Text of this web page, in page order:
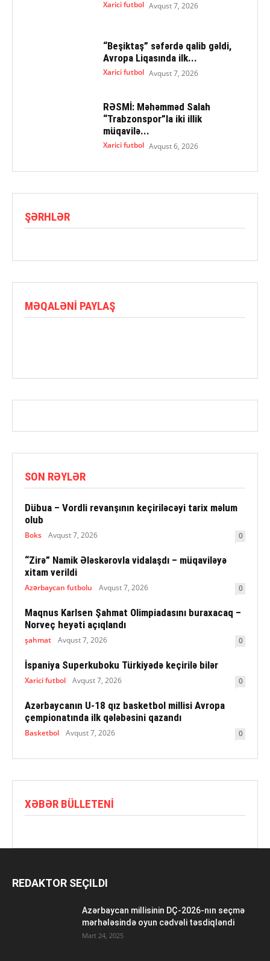
Xarici futbol Avqust 7, 2026
“Beşiktaş” səfərdə qalib gəldi,
Avropa Liqasında ilk...
Xarici futbol Avqust 7, 2026
RƏSMİ: Məhəmməd Salah
“Trabzonspor”la iki illik
müqavilə...
Xarici futbol Avqust 6, 2026
ŞƏRHLƏR
MƏQALƏNI PAYLAŞ
SON RƏYLƏR
Dübua – Vordli revanşının keçiriləcəyi tarix məlum
olub
Boks Avqust 7, 2026 0
“Zirə” Namik Ələskərovla vidalaşdı – müqaviləyə
xitam verildi
Azərbaycan futbolu Avqust 7, 2026 0
Maqnus Karlsen Şahmat Olimpiadasını buraxacaq –
Norveç heyəti açıqlandı
şahmat Avqust 7, 2026 0
İspaniya Superkuboku Türkiyədə keçirilə bilər
Xarici futbol Avqust 7, 2026 0
Azərbaycanın U-18 qız basketbol millisi Avropa
çempionatında ilk qələbəsini qazandı
Basketbol Avqust 7, 2026 0
XƏBƏR BÜLLETENI
REDAKTOR SEÇILDI
Azərbaycan millisinin DÇ-2026-nın seçmə
mərhələsində oyun cədvəli təsdiqləndi
Mart 24, 2025